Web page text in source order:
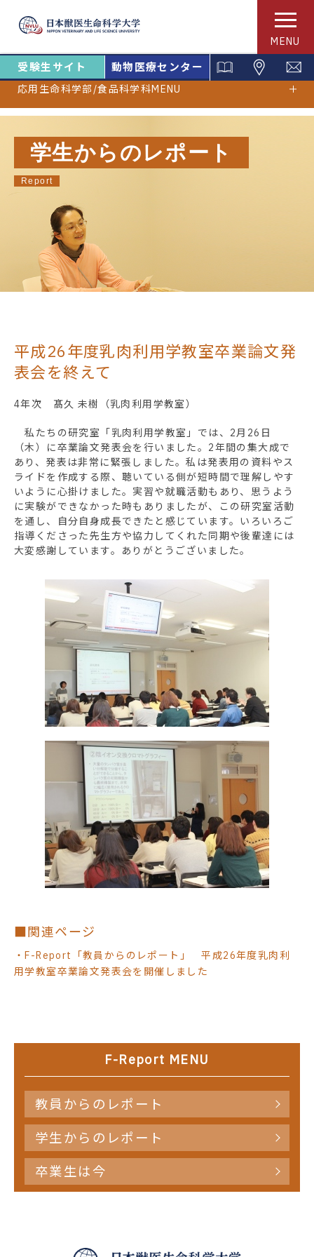
MENU
受験生サイト 動物医療センター
学生からのレポート
Report
応用生命科学部/食品科学科MENU
平成26年度乳肉利用学教室卒業論文発
表会を終えて
4年次 髙久 未樹（乳肉利用学教室）
私たちの研究室「乳肉利用学教室」では、2月26日
（木）に卒業論文発表会を行いました。2年間の集大成で
あり、発表は非常に緊張しました。私は発表用の資料やス
ライドを作成する際、聴いている側が短時間で理解しやす
いように心掛けました。実習や就職活動もあり、思うよう
に実験ができなかった時もありましたが、この研究室活動
を通し、自分自身成長できたと感じています。いろいろご
指導くださった先生方や協力してくれた同期や後輩達には
大変感謝しています。ありがとうございました。
■関連ページ
・F-Report「教員からのレポート」 平成26年度乳肉利
用学教室卒業論文発表会を開催しました
F-Report MENU
教員からのレポート
学生からのレポート
卒業生は今